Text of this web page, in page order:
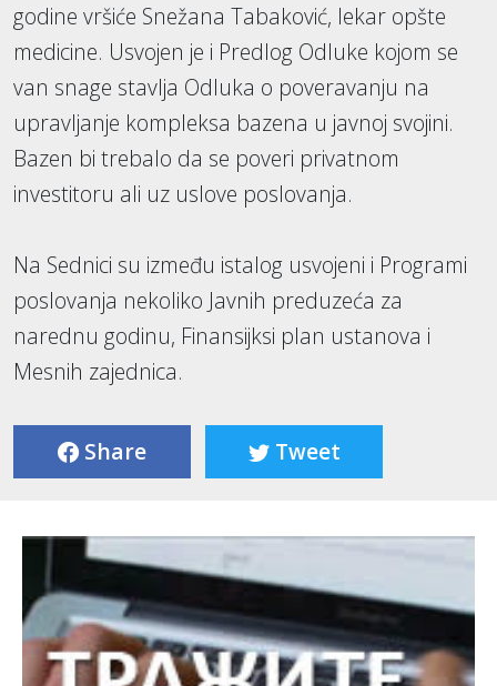
godine vršiće Snežana Tabaković, lekar opšte
medicine. Usvojen je i Predlog Odluke kojom se
van snage stavlja Odluka o poveravanju na
upravljanje kompleksa bazena u javnoj svojini.
Bazen bi trebalo da se poveri privatnom
investitoru ali uz uslove poslovanja.
Na Sednici su između istalog usvojeni i Programi
poslovanja nekoliko Javnih preduzeća za
narednu godinu, Finansijksi plan ustanova i
Mesnih zajednica.
Share Tweet